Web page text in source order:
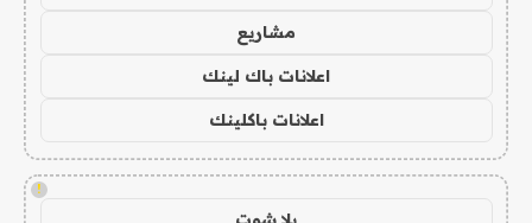
مشاريع
اعلانات باك لينك
اعلانات باكلينك
!